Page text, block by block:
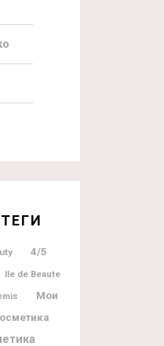
4/5
Ile de Beaute
Мои